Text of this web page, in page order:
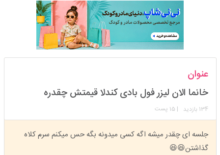
عضویت: 1398/02/31
عنوان
خانما الان لیزر فول بادی کندلا قیمتش چقدره
134 بازدید | 15 پست
جلسه ای چقدر میشه اگه کسی میدونه بگه حس میکنم سرم کلاه
گذاشتن😆😆